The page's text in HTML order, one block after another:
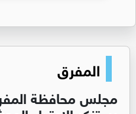
المفرق
مجلس محافظة